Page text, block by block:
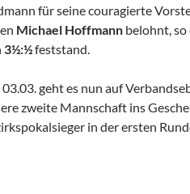
für seine couragierte
Michael Hoffmann belohnt, so
3½:½feststand.
geht es nun auf
zweite Mannschaft ins
in der ersten